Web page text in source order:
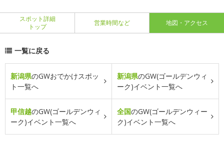
スポット詳細
トップ
営業時間など 地図・アクセス
一覧に戻る
新潟県のGWおでかけスポッ
ト一覧へ
新潟県のGW(ゴールデンウィ
ーク)イベント一覧へ
甲信越のGW(ゴールデンウィ
ーク)イベント一覧へ
全国のGW(ゴールデンウィー
ク)イベント一覧へ